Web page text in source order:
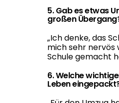
5. Gab es etwas
großen
„Ich denke, das
mich sehr nervös
Schule gemacht
6. Welche
Leben